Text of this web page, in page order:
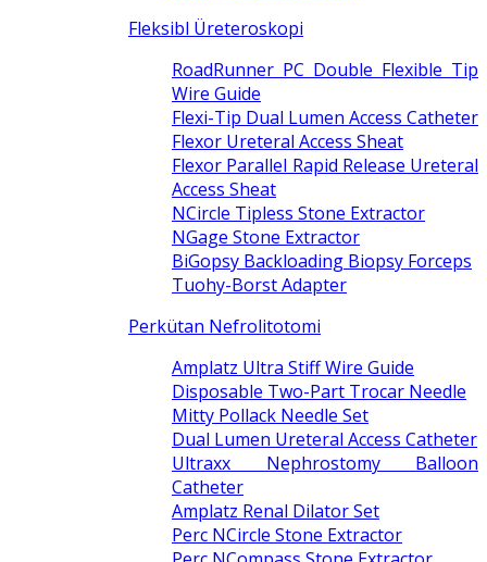
Fleksibl Üreteroskopi
RoadRunner PC Double Flexible Tip
Wire Guide
Flexi-Tip Dual Lumen Access Catheter
Flexor Ureteral Access Sheat
Flexor Parallel Rapid Release Ureteral
Access Sheat
NCircle Tipless Stone Extractor
NGage Stone Extractor
BiGopsy Backloading Biopsy Forceps
Tuohy-Borst Adapter
Perkütan Nefrolitotomi
Amplatz Ultra Stiff Wire Guide
Disposable Two-Part Trocar Needle
Mitty Pollack Needle Set
Dual Lumen Ureteral Access Catheter
Ultraxx Nephrostomy Balloon
Catheter
Amplatz Renal Dilator Set
Perc NCircle Stone Extractor